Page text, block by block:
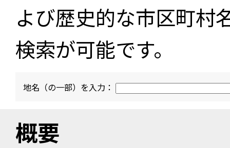
よび歴史的な市区町村
検索が可能です。
地名（の一部）を入力：
概要